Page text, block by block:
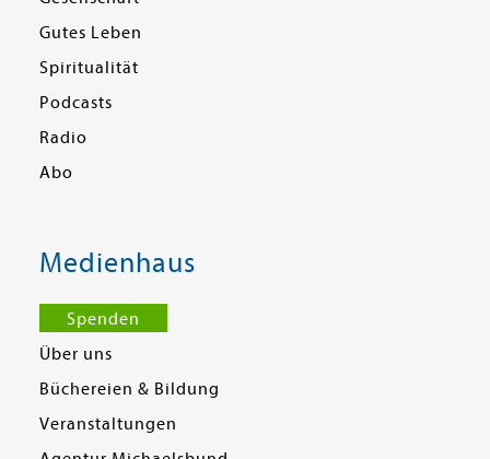
Gutes Leben
Spiritualität
Podcasts
Radio
Abo
Medienhaus
Spenden
Über uns
Büchereien & Bildung
Veranstaltungen